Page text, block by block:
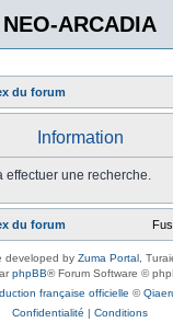
NEO-ARCADIA
du forum
Information
effectuer une recherche.
du forum
developed by Zuma Portal ,
phpBB® Forum Software ©
française officielle ©
Confidentialité | Conditions